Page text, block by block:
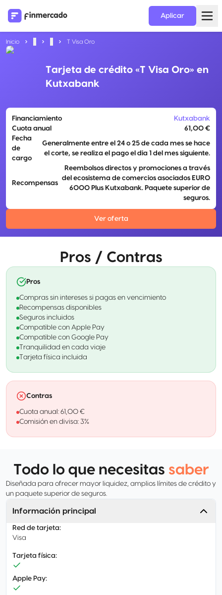
Aplicar
Inicio T Visa Oro
Tarjeta de crédito «T Visa Oro» en
Kutxabank
Financiamiento
Kutxabank
Cuota anual
61,00 €
Fecha
de
cargo
Generalmente entre el 24 o 25 de cada mes se hace
el corte, se realiza el pago el dia 1 del mes siguiente.
Recompensas
Reembolsos directos y promociones a través
del ecosistema de comercios asociados EURO
6000 Plus Kutxabank. Paquete superior de
seguros.
Ver oferta
Pros / Contras
Pros
Compras sin intereses si pagas en vencimiento
Recompensas disponibles
Seguros incluidos
Compatible con Apple Pay
Compatible con Google Pay
Tranquilidad en cada viaje
Tarjeta física incluida
Contras
Cuota anual: 61,00 €
Comisión en divisa: 3%
Todo lo que necesitas saber
Diseñada para ofrecer mayor liquidez, amplios límites de crédito y
un paquete superior de seguros.
Información principal
Red de tarjeta:
Visa
Tarjeta física:
Apple Pay: